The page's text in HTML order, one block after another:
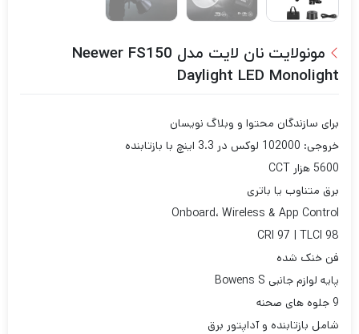
مونولایت نان لایت مدل Neewer FS150
Daylight LED Monolight
برای سازندگان محتوا و وبلاگ نویسان
خروجی: 102000 لوکس در 3.3 اینچ با بازتابنده
5600 هزار CCT
برق متناوب یا باتری
Onboard، Wireless & App Control
CRI 97 | TLCI 98
فن خنک شده
پایه لوازم جانبی Bowens S
9 جلوه های صحنه
شامل بازتابنده و آداپتور برق